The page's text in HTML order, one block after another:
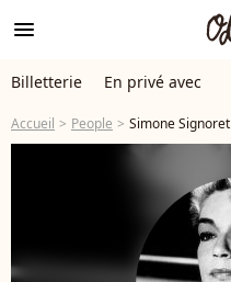
menu
Billetterie En privé avec
Accueil People Simone Signoret